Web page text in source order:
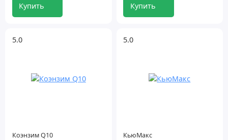
Купить Купить
5.0
Коэнзим Q10
5.0
КьюМакс